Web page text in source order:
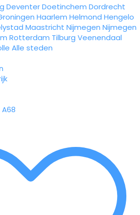
DeventerDoetinchem Dordrecht
Haarlem Helmond Hengelo
Maastricht Nijmegen Nijmegen
Rotterdam Tilburg Veenendaal
Alle steden
A68